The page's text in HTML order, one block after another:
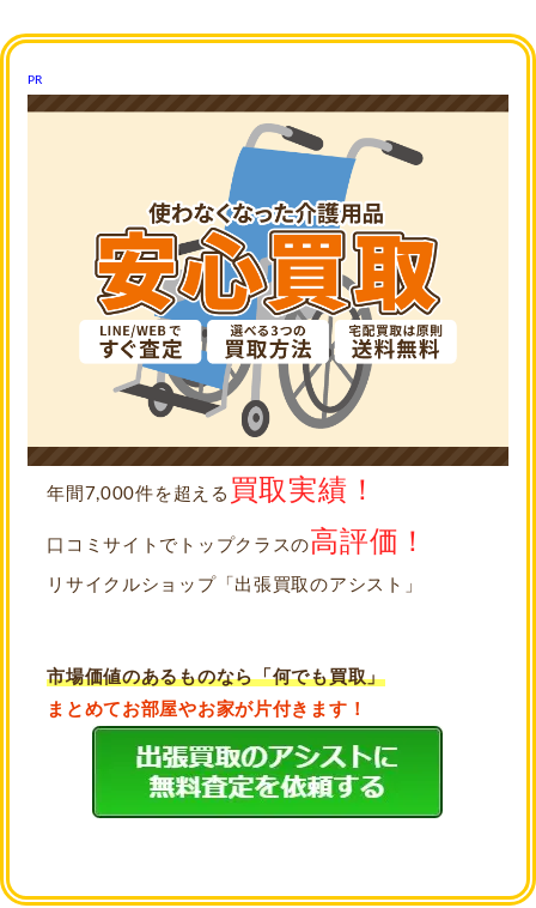
PR
年間7,000件を超える 買取実績！
口コミサイトでトップクラスの 高評価！
リサイクルショップ「出張買取のアシスト」
市場価値のあるものなら「何でも買取」
まとめてお部屋やお家が片付きます！